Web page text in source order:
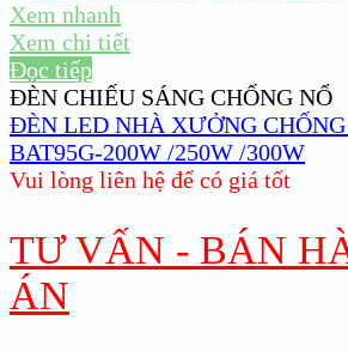
Xem nhanh
Xem chi tiết
Đọc tiếp
ĐÈN CHIẾU SÁNG CHỐNG NỔ
ĐÈN LED NHÀ XƯỞNG
BAT95G-200W /250W /300W
Vui lòng liên hệ để có giá tốt
TƯ VẤN - BÁN
ÁN